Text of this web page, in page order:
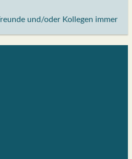
und/oder Kollegen immer